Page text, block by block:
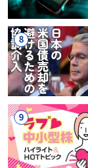
8
9